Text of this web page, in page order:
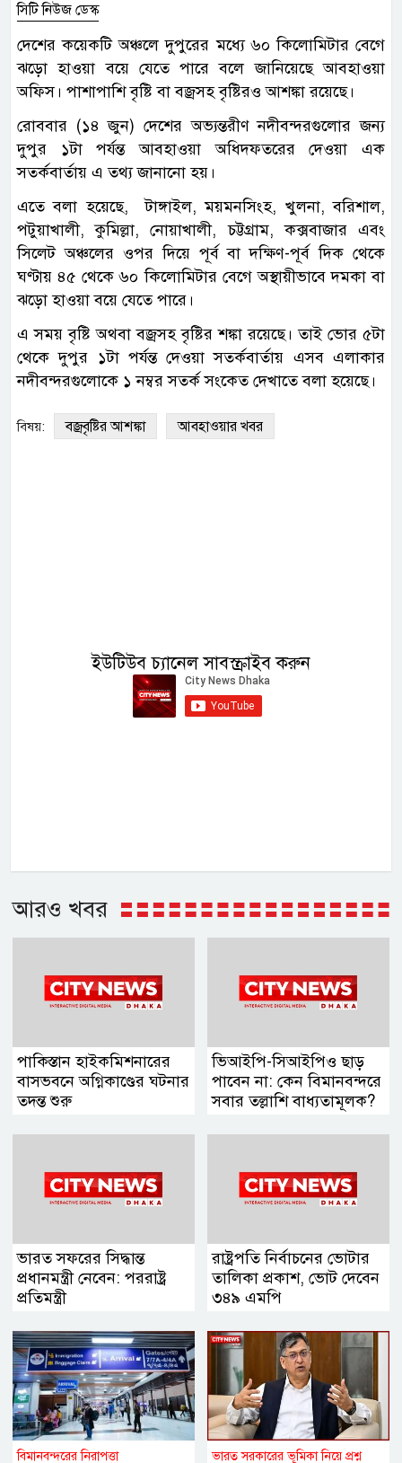
সিটি নিউজ ডেস্ক
দেশের কয়েকটি অঞ্চলে দুপুরের মধ্যে ৬০ কিলোমিটার বেগে
ঝড়ো হাওয়া বয়ে যেতে পারে বলে জানিয়েছে আবহাওয়া
অফিস। পাশাপাশি বৃষ্টি বা বজ্রসহ বৃষ্টিরও আশঙ্কা রয়েছে।
রোববার (১৪ জুন) দেশের অভ্যন্তরীণ নদীবন্দরগুলোর জন্য
দুপুর ১টা পর্যন্ত আবহাওয়া অধিদফতরের দেওয়া এক
সতর্কবার্তায় এ তথ্য জানানো হয়।
এতে বলা হয়েছে, টাঙ্গাইল, ময়মনসিংহ, খুলনা, বরিশাল,
পটুয়াখালী, কুমিল্লা, নোয়াখালী, চট্টগ্রাম, কক্সবাজার এবং
সিলেট অঞ্চলের ওপর দিয়ে পূর্ব বা দক্ষিণ-পূর্ব দিক থেকে
ঘণ্টায় ৪৫ থেকে ৬০ কিলোমিটার বেগে অস্থায়ীভাবে দমকা বা
ঝড়ো হাওয়া বয়ে যেতে পারে।
এ সময় বৃষ্টি অথবা বজ্রসহ বৃষ্টির শঙ্কা রয়েছে। তাই ভোর ৫টা
থেকে দুপুর ১টা পর্যন্ত দেওয়া সতর্কবার্তায় এসব এলাকার
নদীবন্দরগুলোকে ১ নম্বর সতর্ক সংকেত দেখাতে বলা হয়েছে।
বিষয়: বজ্রবৃষ্টির আশঙ্কা আবহাওয়ার খবর
ইউটিউব চ্যানেল সাবস্ক্রাইব করুন
আরও খবর
পাকিস্তান হাইকমিশনারের
বাসভবনে অগ্নিকাণ্ডের ঘটনার
তদন্ত শুরু
ভিআইপি-সিআইপিও ছাড়
পাবেন না: কেন বিমানবন্দরে
সবার তল্লাশি বাধ্যতামূলক?
ভারত সফরের সিদ্ধান্ত
প্রধানমন্ত্রী নেবেন: পররাষ্ট্র
প্রতিমন্ত্রী
রাষ্ট্রপতি নির্বাচনের ভোটার
তালিকা প্রকাশ, ভোট দেবেন
৩৪৯ এমপি
বিমানবন্দরের নিরাপত্তা ভারত সরকারের ভূমিকা নিয়ে প্রশ্ন